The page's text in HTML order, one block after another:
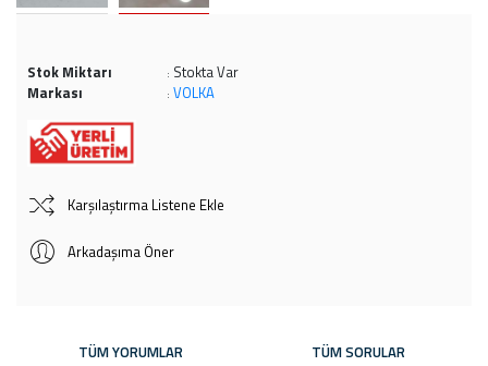
Stok Miktarı : Stokta Var
Markası
: VOLKA
Karşılaştırma Listene Ekle
Arkadaşıma Öner
TÜM YORUMLAR TÜM SORULAR